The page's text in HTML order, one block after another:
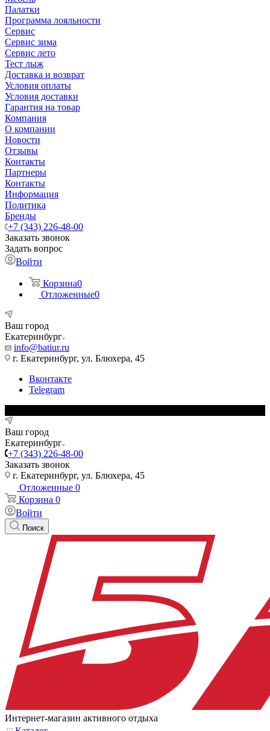
Палатки
Программа лояльности
Сервис
Сервис зима
Сервис лето
Тест лыж
Доставка и возврат
Условия оплаты
Условия доставки
Гарантия на товар
Компания
О компании
Новости
Отзывы
Контакты
Партнеры
Контакты
Информация
Политика
Бренды
+7 (343) 226-48-00
Заказать звонок
Задать вопрос
Войти
Корзина0
Отложенные0
Ваш город
Екатеринбург
info@batiur.ru
г. Екатеринбург, ул. Блюхера, 45
Вконтакте
Telegram
Ваш город
Екатеринбург
+7 (343) 226-48-00
Заказать звонок
г. Екатеринбург, ул. Блюхера, 45
Отложенные 0
Корзина 0
Войти
Поиск
Интернет-магазин активного отдыха